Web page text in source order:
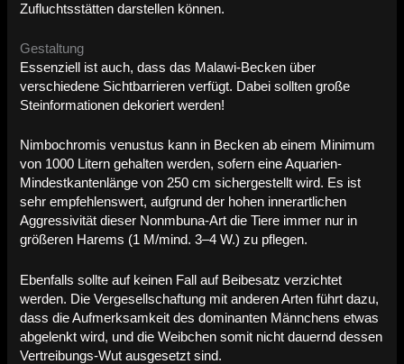
Zufluchtsstätten darstellen können.
Gestaltung
Essenziell ist auch, dass das Malawi-Becken über
verschiedene Sichtbarrieren verfügt. Dabei sollten große
Steinformationen dekoriert werden!
Nimbochromis venustus kann in Becken ab einem Minimum
von 1000 Litern gehalten werden, sofern eine Aquarien-
Mindestkantenlänge von 250 cm sichergestellt wird. Es ist
sehr empfehlenswert, aufgrund der hohen innerartlichen
Aggressivität dieser Nonmbuna-Art die Tiere immer nur in
größeren Harems (1 M/mind. 3–4 W.) zu pflegen.
Ebenfalls sollte auf keinen Fall auf Beibesatz verzichtet
werden. Die Vergesellschaftung mit anderen Arten führt dazu,
dass die Aufmerksamkeit des dominanten Männchens etwas
abgelenkt wird, und die Weibchen somit nicht dauernd dessen
Vertreibungs-Wut ausgesetzt sind.